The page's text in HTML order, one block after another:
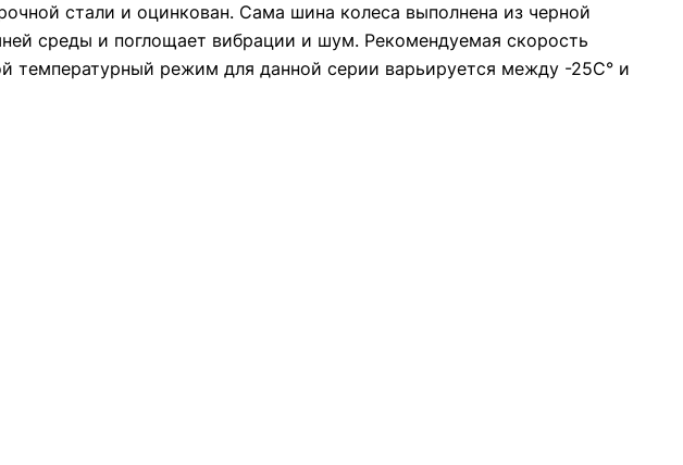
стали и оцинкован. Сама шина колеса выполнена из черной
среды и поглощает вибрации и шум. Рекомендуемая скорость
температурный режим для данной серии варьируется между -25С° и